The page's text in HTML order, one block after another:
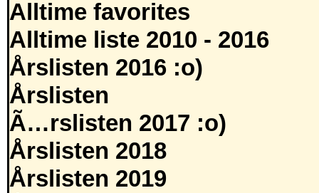
Alltime favorites
Alltime liste 2010 - 2016
Årslisten 2016 :o)
Årslisten
Ã…rslisten 2017 :o)
Årslisten 2018
Årslisten 2019